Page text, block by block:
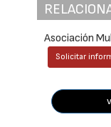
Asociación
Solicitar